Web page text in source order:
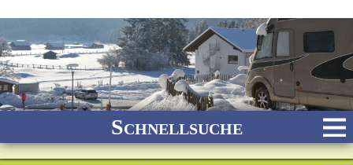
(c) Martin Frühschütz/Camping Resort Zugspitze
Schnellsuche